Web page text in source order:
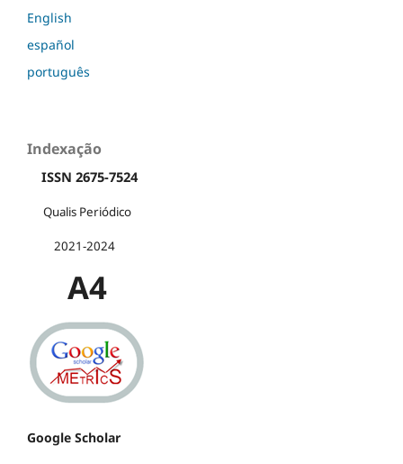
English
español
português
Indexação
ISSN 2675-7524
Qualis Periódico
2021-2024
A4
Google Scholar